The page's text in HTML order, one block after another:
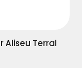
Terral